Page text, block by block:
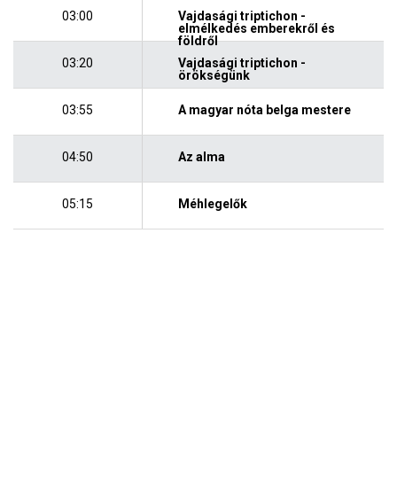
03:00
Vajdasági triptichon -
elmélkedés emberekről és
földről
03:20
Vajdasági triptichon -
örökségünk
03:55 A magyar nóta belga mestere
04:50 Az alma
05:15 Méhlegelők